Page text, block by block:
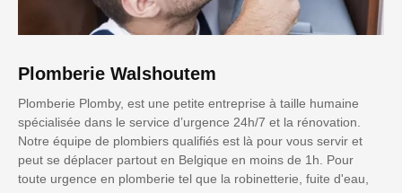
Plomberie Walshoutem
Plomberie Plomby, est une petite entreprise à taille humaine
spécialisée dans le service d’urgence 24h/7 et la rénovation.
Notre équipe de plombiers qualifiés est là pour vous servir et
peut se déplacer partout en Belgique en moins de 1h. Pour
toute urgence en plomberie tel que la robinetterie, fuite d'eau,